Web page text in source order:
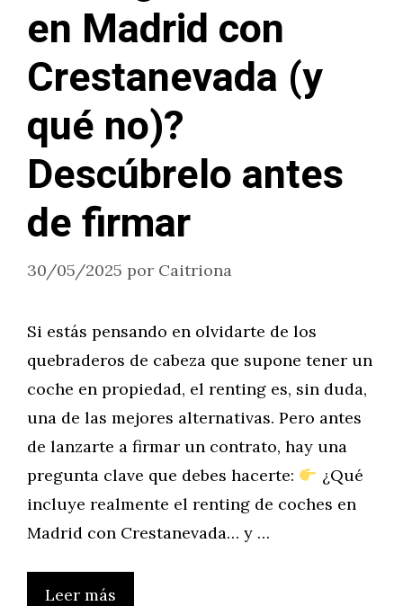
en Madrid con
Crestanevada (y
qué no)?
Descúbrelo antes
de firmar
30/05/2025 por Caitriona
Si estás pensando en olvidarte de los
quebraderos de cabeza que supone tener un
coche en propiedad, el renting es, sin duda,
una de las mejores alternativas. Pero antes
de lanzarte a firmar un contrato, hay una
pregunta clave que debes hacerte:
¿Qué
incluye realmente el renting de coches en
Madrid con Crestanevada… y …
Leer más